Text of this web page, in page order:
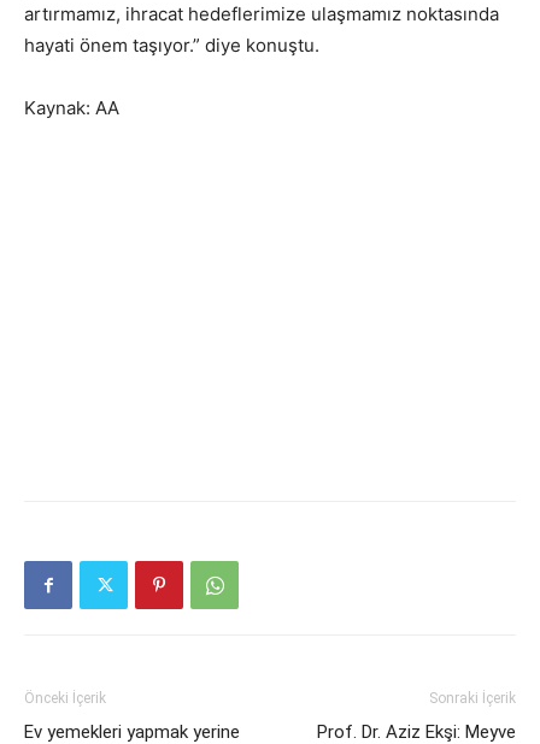
artırmamız, ihracat hedeflerimize ulaşmamız noktasında
hayati önem taşıyor.” diye konuştu.
Kaynak: AA
Önceki İçerik
Ev yemekleri yapmak yerine
Sonraki İçerik
Prof. Dr. Aziz Ekşi: Meyve